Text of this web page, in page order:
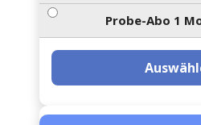
Probe-Abo 1